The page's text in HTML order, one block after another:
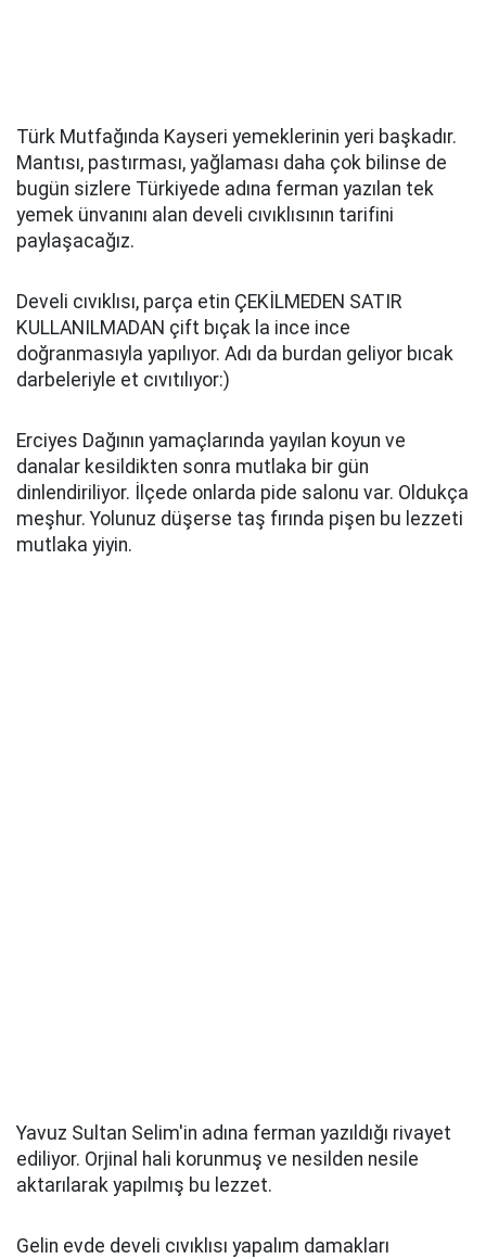
Türk Mutfağında Kayseri yemeklerinin yeri başkadır.
Mantısı, pastırması, yağlaması daha çok bilinse de
bugün sizlere Türkiyede adına ferman yazılan tek
yemek ünvanını alan develi cıvıklısının tarifini
paylaşacağız.
Develi cıvıklısı, parça etin ÇEKİLMEDEN SATIR
KULLANILMADAN çift bıçak la ince ince
doğranmasıyla yapılıyor. Adı da burdan geliyor bıcak
darbeleriyle et cıvıtılıyor:)
Erciyes Dağının yamaçlarında yayılan koyun ve
danalar kesildikten sonra mutlaka bir gün
dinlendiriliyor. İlçede onlarda pide salonu var. Oldukça
meşhur. Yolunuz düşerse taş fırında pişen bu lezzeti
mutlaka yiyin.
Yavuz Sultan Selim'in adına ferman yazıldığı rivayet
ediliyor. Orjinal hali korunmuş ve nesilden nesile
aktarılarak yapılmış bu lezzet.
Gelin evde develi cıvıklısı yapalım damakları